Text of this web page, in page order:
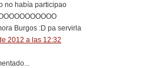
no había participao
Burgos :D pa servirla
2012 a las 12:32